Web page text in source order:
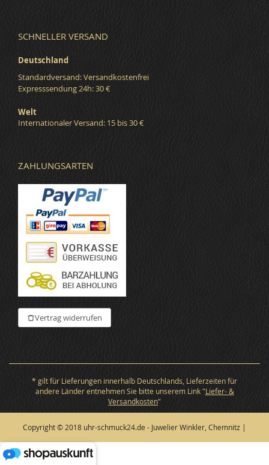
SCHNELLER VERSAND
Deutschland
Standardversand: Versandkostenfrei
Expresssendung 24h: 30 €
Welt
Internationaler Versand: 15 bis 30 €
ZAHLUNGSARTEN
Vertrag widerrufen
* gilt für Lieferungen innerhalb Deutschlands, Lieferzeiten für
andere Länder entnehmen Sie bitte unserem Link "Liefer- &
Versandkosten"
Copyright © 2018 uhr-schmuck24.de - Juwelier Winkler, Chemnitz |